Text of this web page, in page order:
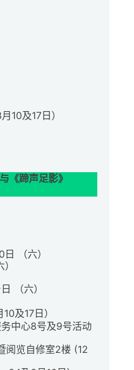
10及17日）
《蹄声足影》
日 （六）
（六）
及17日）
中心8号及9号活动
阅览自修室2楼 (12